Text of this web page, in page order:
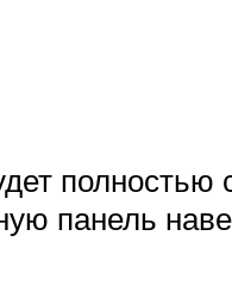
полностью
панель